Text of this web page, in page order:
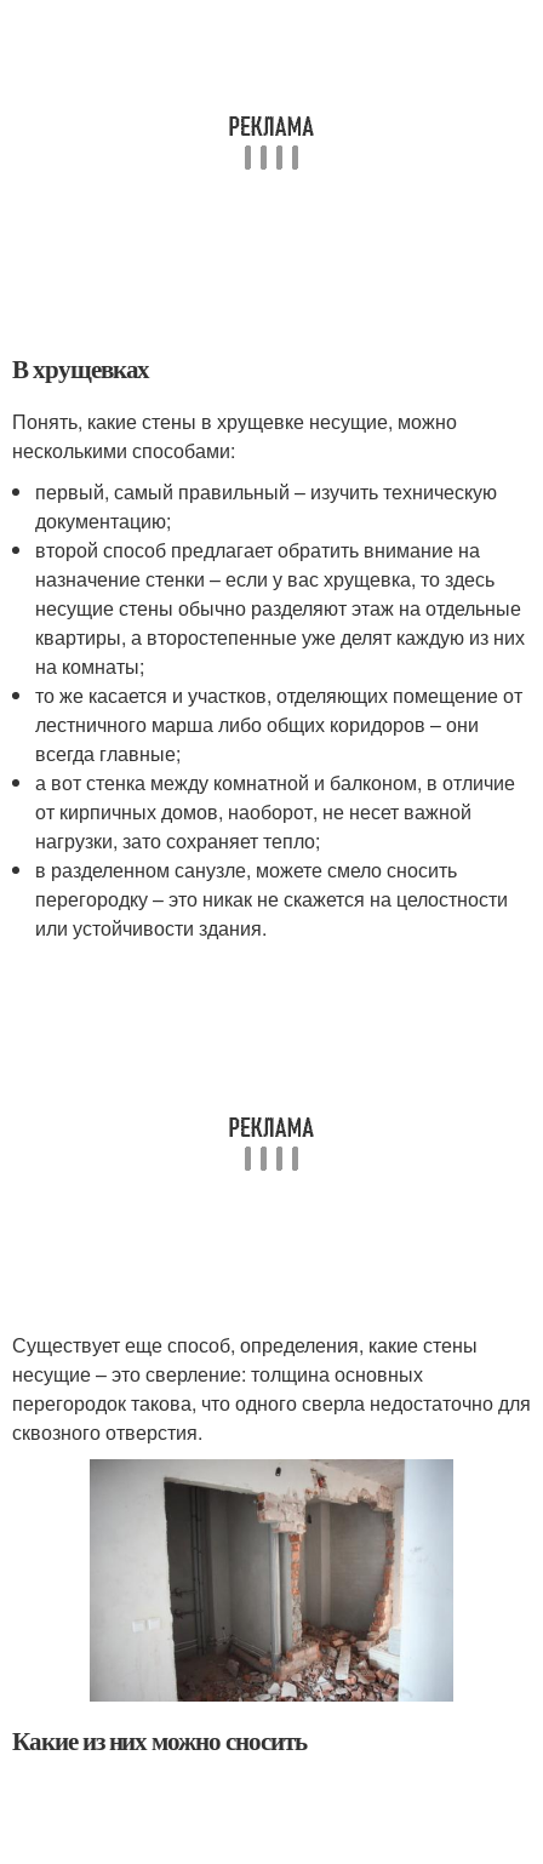
В хрущевках
Понять, какие стены в хрущевке несущие, можно
несколькими способами:
первый, самый правильный – изучить техническую
документацию;
второй способ предлагает обратить внимание на
назначение стенки – если у вас хрущевка, то здесь
несущие стены обычно разделяют этаж на отдельные
квартиры, а второстепенные уже делят каждую из них
на комнаты;
то же касается и участков, отделяющих помещение от
лестничного марша либо общих коридоров – они
всегда главные;
а вот стенка между комнатной и балконом, в отличие
от кирпичных домов, наоборот, не несет важной
нагрузки, зато сохраняет тепло;
в разделенном санузле, можете смело сносить
перегородку – это никак не скажется на целостности
или устойчивости здания.
Существует еще способ, определения, какие стены
несущие – это сверление: толщина основных
перегородок такова, что одного сверла недостаточно для
сквозного отверстия.
Какие из них можно сносить